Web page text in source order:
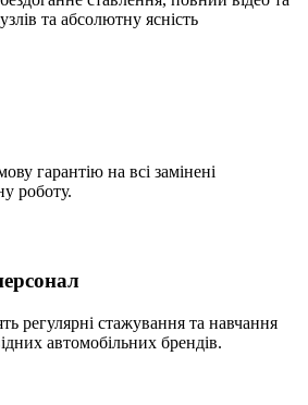
та абсолютну ясність
гарантію на всі замінені
роботу.
регулярні стажування та навчання
автомобільних брендів.